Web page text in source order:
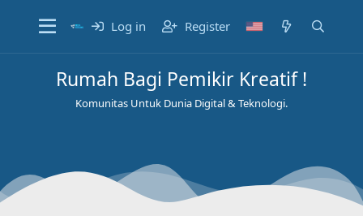
Log in Register
Rumah Bagi Pemikir Kreatif !
Komunitas Untuk Dunia Digital & Teknologi.